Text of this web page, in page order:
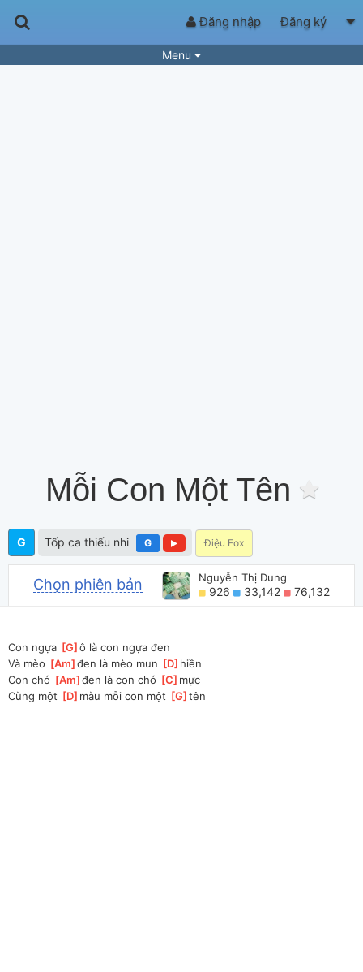
Đăng nhập Đăng ký
Menu
Mỗi Con Một Tên
G Tốp ca thiếu nhi G Điệu Fox
Chọn phiên bản Nguyễn Thị Dung
926 33,142 76,132
Con ngựa [G ]
ô là con ngựa đen
Và mèo [Am ]
đen là mèo mun [D ]hiền
Con chó [Am ]
đen là con chó [C ]mực
Cùng một [D ]màu mỗi con một [G ]tên